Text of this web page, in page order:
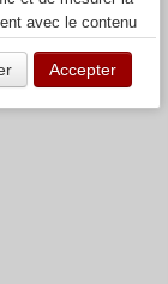
avec le contenu
Accepter